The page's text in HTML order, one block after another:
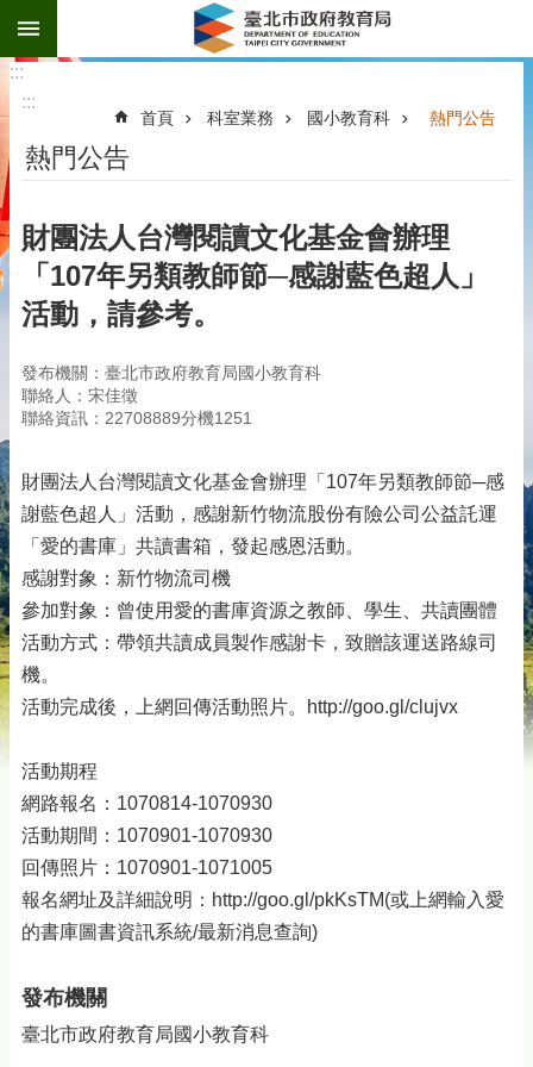
跳到主要內容區塊
:::
:::
首頁 科室業務 國小教育科 熱門公告
熱門公告
財團法人台灣閱讀文化基金會辦理
「107年另類教師節─感謝藍色超人」
活動，請參考。
發布機關：臺北市政府教育局國小教育科
聯絡人：宋佳徵
聯絡資訊：22708889分機1251
財團法人台灣閱讀文化基金會辦理「107年另類教師節─感
謝藍色超人」活動，感謝新竹物流股份有險公司公益託運
「愛的書庫」共讀書箱，發起感恩活動。
感謝對象：新竹物流司機
參加對象：曾使用愛的書庫資源之教師、學生、共讀團體
活動方式：帶領共讀成員製作感謝卡，致贈該運送路線司
機。
活動完成後，上網回傳活動照片。http://goo.gl/clujvx
活動期程
網路報名：1070814-1070930
活動期間：1070901-1070930
回傳照片：1070901-1071005
報名網址及詳細說明：http://goo.gl/pkKsTM(或上網輸入愛
的書庫圖書資訊系統/最新消息查詢)
發布機關
臺北市政府教育局國小教育科